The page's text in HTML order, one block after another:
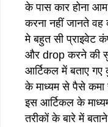
के पास कार होना
करना नहीं जानते
मे बहुत सी प्राइवेट
और drop करने की
आर्टिकल में बताए
के माध्यम से पैसे
इस आर्टिकल के
तरीकों के बारे में